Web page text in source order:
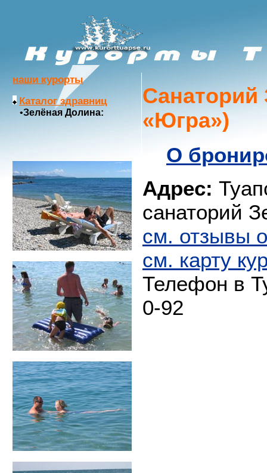
наши курорты
Каталог здравниц
•Зелёная Долина:
«Югра»)
О
Адрес:
санаторий
см. отзывы
см. карту
Телефон в
0-92